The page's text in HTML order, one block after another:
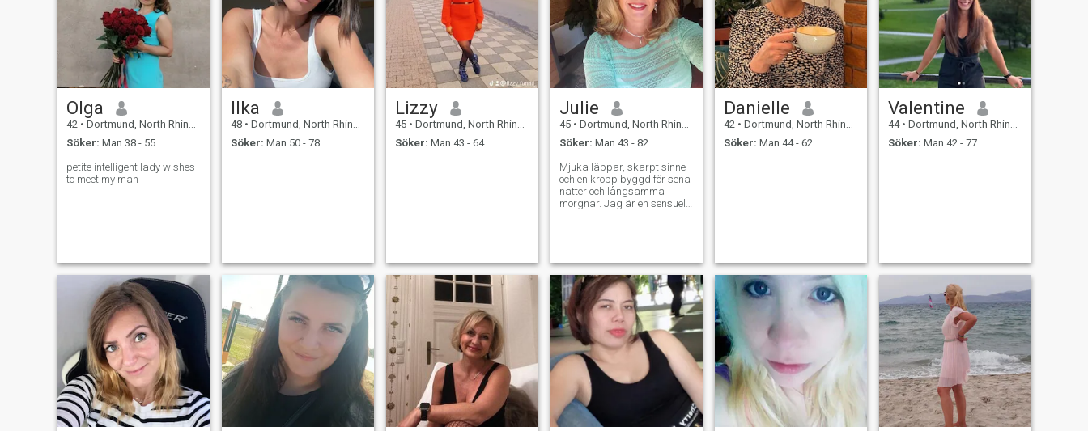
Olga
42 • Dortmund, North Rhine-Westphalia, Tyskland
Söker: Man 38 - 55
petite intelligent lady wishes
to meet my man
Ilka
48 • Dortmund, North Rhine-Westphalia, Tyskland
Söker: Man 50 - 78
Lizzy
45 • Dortmund, North Rhine-Westphalia, Tyskland
Söker: Man 43 - 64
Julie
45 • Dortmund, North Rhine-Westphalia, Tyskland
Söker: Man 43 - 82
Mjuka läppar, skarpt sinne
och en kropp byggd för sena
nätter och långsamma
morgnar. Jag är en sensuell
Jag är upphetsad av
självförtroende, djup samtal,
retande blickar och starka
händer som vet hur man
både är mild och befallande.
Jag spelar inte spel om de
inte slutar med leende
viskningar och trasslade
lakan. De attraheras av män
som vet vad de vill ha, som
inte är rädda för att jaga
efter det och som värderar
kemi lika mycket som
kontakt. Respekt, samtycke
Danielle
42 • Dortmund, North Rhine-Westphalia, Tyskland
Söker: Man 44 - 62
Valentine
44 • Dortmund, North Rhine-Westphalia, Tyskland
Söker: Man 42 - 77